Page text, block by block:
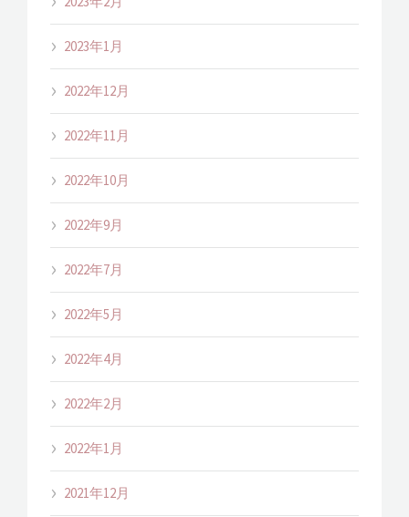
2023年1月
2022年12月
2022年11月
2022年10月
2022年9月
2022年7月
2022年5月
2022年4月
2022年2月
2022年1月
2021年12月